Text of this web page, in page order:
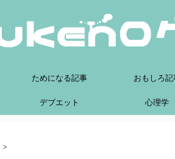
ためになる記事 おもしろ記
デブエット 心理学
>